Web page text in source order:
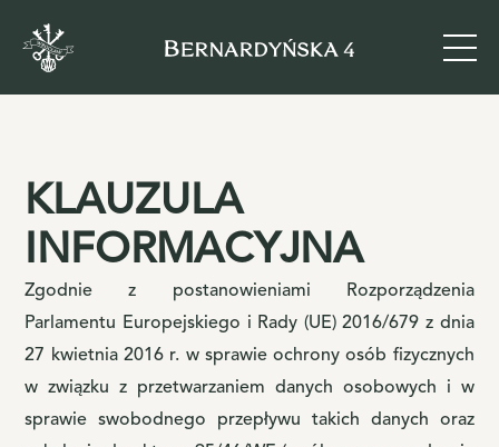
KLAUZULA
INFORMACYJNA
Zgodnie z postanowieniami Rozporządzenia
Parlamentu Europejskiego i Rady (UE) 2016/679 z dnia
27 kwietnia 2016 r. w sprawie ochrony osób fizycznych
w związku z przetwarzaniem danych osobowych i w
sprawie swobodnego przepływu takich danych oraz